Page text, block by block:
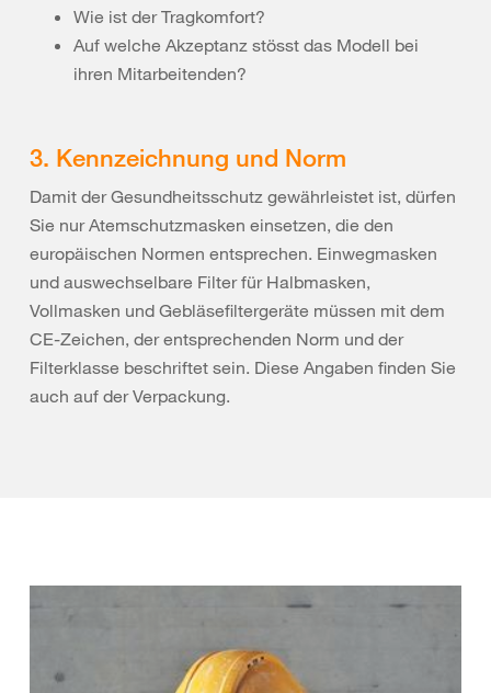
Wie ist der Tragkomfort?
Auf welche Akzeptanz stösst das Modell bei
ihren Mitarbeitenden?
3. Kennzeichnung und Norm
Damit der Gesundheitsschutz gewährleistet ist, dürfen
Sie nur Atemschutzmasken einsetzen, die den
europäischen Normen entsprechen. Einwegmasken
und auswechselbare Filter für Halbmasken,
Vollmasken und Gebläsefiltergeräte müssen mit dem
CE-Zeichen, der entsprechenden Norm und der
Filterklasse beschriftet sein. Diese Angaben finden Sie
auch auf der Verpackung.